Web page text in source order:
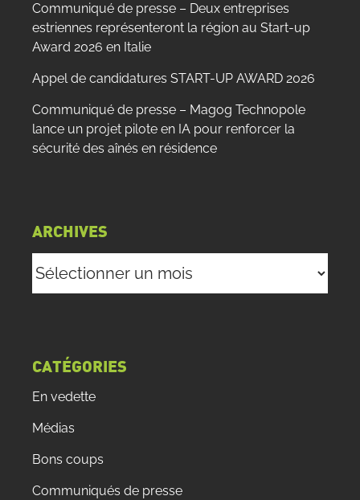
Communiqué de presse – Deux entreprises
estriennes représenteront la région au Start-up
Award 2026 en Italie
Appel de candidatures START-UP AWARD 2026
Communiqué de presse – Magog Technopole
lance un projet pilote en IA pour renforcer la
sécurité des aînés en résidence
ARCHIVES
CATÉGORIES
En vedette
Médias
Bons coups
Communiqués de presse